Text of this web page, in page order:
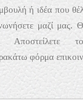
ή ιδέα που
μαζί μας.
φόρμα